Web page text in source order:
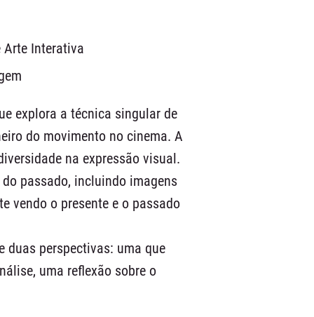
Interativa
explora a técnica singular de
do movimento no cinema. A
na expressão visual.
passado, incluindo imagens
vendo o presente e o passado
duas perspectivas: uma que
uma reflexão sobre o